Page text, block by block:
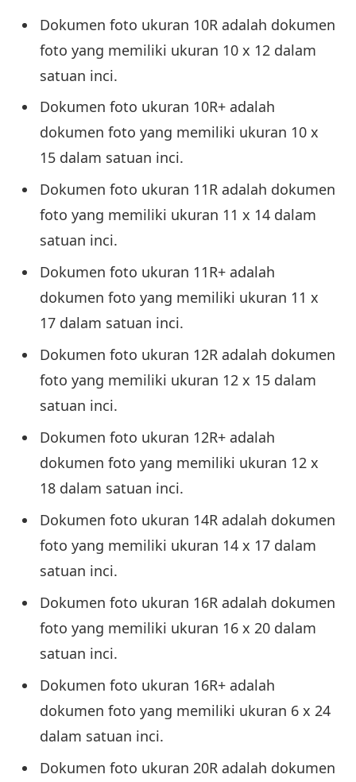
Dokumen foto ukuran 10R adalah dokumen
foto yang memiliki ukuran 10 x 12 dalam
satuan inci.
Dokumen foto ukuran 10R+ adalah
dokumen foto yang memiliki ukuran 10 x
15 dalam satuan inci.
Dokumen foto ukuran 11R adalah dokumen
foto yang memiliki ukuran 11 x 14 dalam
satuan inci.
Dokumen foto ukuran 11R+ adalah
dokumen foto yang memiliki ukuran 11 x
17 dalam satuan inci.
Dokumen foto ukuran 12R adalah dokumen
foto yang memiliki ukuran 12 x 15 dalam
satuan inci.
Dokumen foto ukuran 12R+ adalah
dokumen foto yang memiliki ukuran 12 x
18 dalam satuan inci.
Dokumen foto ukuran 14R adalah dokumen
foto yang memiliki ukuran 14 x 17 dalam
satuan inci.
Dokumen foto ukuran 16R adalah dokumen
foto yang memiliki ukuran 16 x 20 dalam
satuan inci.
Dokumen foto ukuran 16R+ adalah
dokumen foto yang memiliki ukuran 6 x 24
dalam satuan inci.
Dokumen foto ukuran 20R adalah dokumen